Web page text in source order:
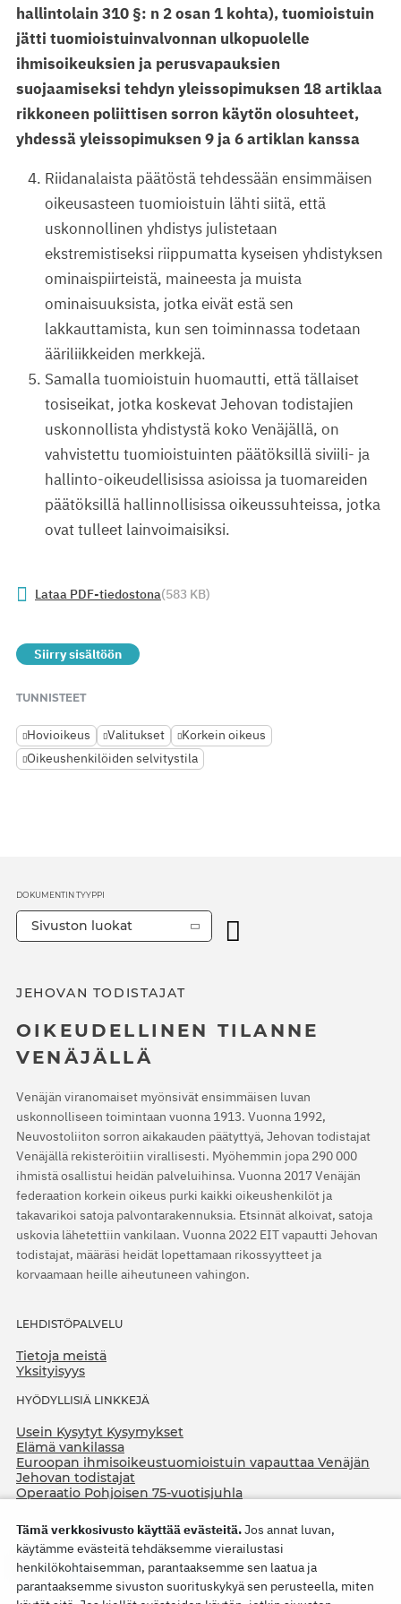
hallintolain 310 §: n 2 osan 1 kohta), tuomioistuin
jätti tuomioistuinvalvonnan ulkopuolelle
ihmisoikeuksien ja perusvapauksien
suojaamiseksi tehdyn yleissopimuksen 18 artiklaa
rikkoneen poliittisen sorron käytön olosuhteet,
yhdessä yleissopimuksen 9 ja 6 artiklan kanssa
Riidanalaista päätöstä tehdessään ensimmäisen
oikeusasteen tuomioistuin lähti siitä, että
uskonnollinen yhdistys julistetaan
ekstremistiseksi riippumatta kyseisen yhdistyksen
ominaispiirteistä, maineesta ja muista
ominaisuuksista, jotka eivät estä sen
lakkauttamista, kun sen toiminnassa todetaan
ääriliikkeiden merkkejä.
Samalla tuomioistuin huomautti, että tällaiset
tosiseikat, jotka koskevat Jehovan todistajien
uskonnollista yhdistystä koko Venäjällä, on
vahvistettu tuomioistuinten päätöksillä siviili- ja
hallinto-oikeudellisissa asioissa ja tuomareiden
päätöksillä hallinnollisissa oikeussuhteissa, jotka
ovat tulleet lainvoimaisiksi.
Lataa PDF-tiedostona(583 KB)
Siirry sisältöön
TUNNISTEET
Hovioikeus Valitukset
Korkein oikeus
Oikeushenkilöiden selvitystila
JEHOVAN TODISTAJAT
OIKEUDELLINEN TILANNE
VENÄJÄLLÄ
Venäjän viranomaiset myönsivät ensimmäisen luvan
uskonnolliseen toimintaan vuonna 1913. Vuonna 1992,
Neuvostoliiton sorron aikakauden päätyttyä, Jehovan todistajat
Venäjällä rekisteröitiin virallisesti. Myöhemmin jopa 290 000
ihmistä osallistui heidän palveluihinsa. Vuonna 2017 Venäjän
federaation korkein oikeus purki kaikki oikeushenkilöt ja
takavarikoi satoja palvontarakennuksia. Etsinnät alkoivat, satoja
uskovia lähetettiin vankilaan. Vuonna 2022 EIT vapautti Jehovan
todistajat, määräsi heidät lopettamaan rikossyytteet ja
korvaamaan heille aiheutuneen vahingon.
LEHDISTÖPALVELU
Tietoja meistä
Yksityisyys
HYÖDYLLISIÄ LINKKEJÄ
Usein Kysytyt Kysymykset
Elämä vankilassa
Euroopan ihmisoikeustuomioistuin vapauttaa Venäjän
Jehovan todistajat
Operaatio Pohjoisen 75-vuotisjuhla
DOKUMENTIN TYYPPI
Sivuston luokat
Tämä verkkosivusto käyttää evästeitä.Jos annat luvan,
käytämme evästeitä tehdäksemme vierailustasi
henkilökohtaisemman, parantaaksemme sen laatua ja
parantaaksemme sivuston suorituskykyä sen perusteella, miten